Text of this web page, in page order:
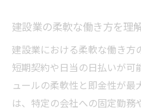
建設業の柔軟な働き方を理
建設業における柔軟な働き方
短期契約や日当の日払いが可
ュールの柔軟性と即金性が最
は、特定の会社への固定勤